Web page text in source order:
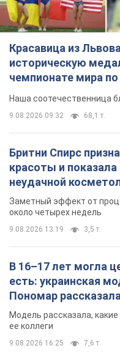
Бритни Спирс
красоты и
неудачной
так почти месяц
Заметный эффект от
В 16–17 лет могла
есть: украинская
Пономар
стороне модельной
ее коллеги